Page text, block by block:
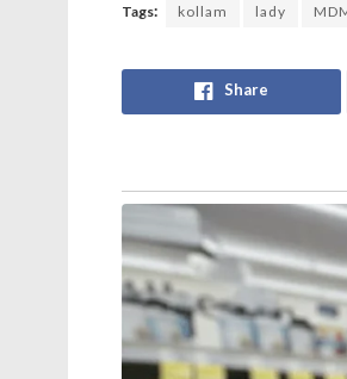
Tags: kollam lady
Share